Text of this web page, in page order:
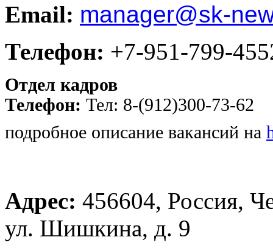
Email: manager@sk-
Телефон: +7-951-799-
Отдел кадров
Телефон: Тел: 8-(912)300-73-62
подробное описание вакансий на
Адрес: 456604, Россия,
ул. Шишкина, д. 9